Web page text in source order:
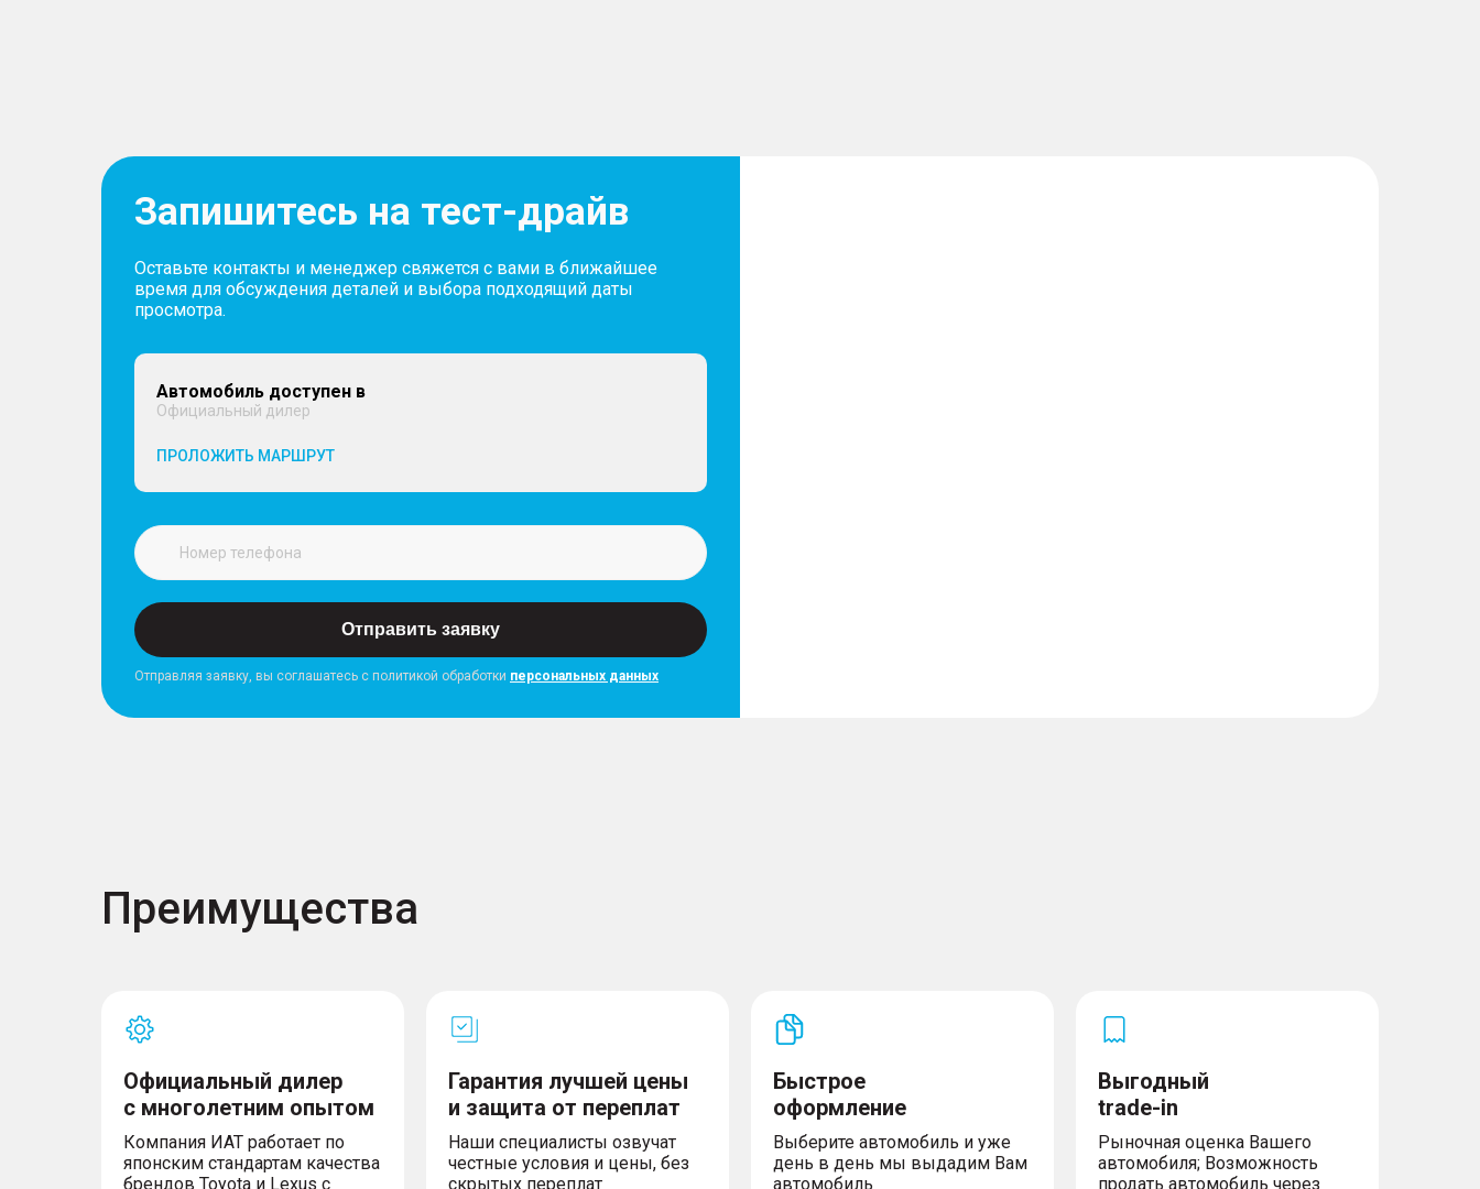
Запишитесь на тест-драйв
Оставьте контакты и менеджер свяжется с вами в ближайшее
время для обсуждения деталей и выбора подходящий даты
просмотра.
Автомобиль доступен в
Официальный дилер
ПРОЛОЖИТЬ МАРШРУТ
Отправить заявку
Отправляя заявку, вы соглашатесь с политикой обработки персональных данных
Преимущества
Официальный дилер
с многолетним опытом
Компания ИАТ работает по
японским стандартам качества
брендов Toyota и Lexus с
Гарантия лучшей цены
и защита от переплат
Наши специалисты озвучат
честные условия и цены, без
скрытых переплат
Быстрое
оформление
Выберите автомобиль и уже
день в день мы выдадим Вам
автомобиль
Выгодный
trade-in
Рыночная оценка Вашего
автомобиля; Возможность
продать автомобиль через